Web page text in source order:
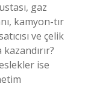
gaz
kamyon-tır
ve çelik
ise